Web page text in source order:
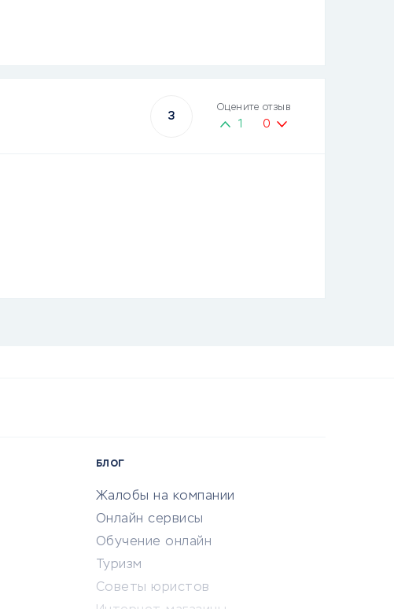
3
Оцените отзыв
1 0
БЛОГ
Жалобы на компании
Онлайн сервисы
Обучение онлайн
Туризм
Советы юристов